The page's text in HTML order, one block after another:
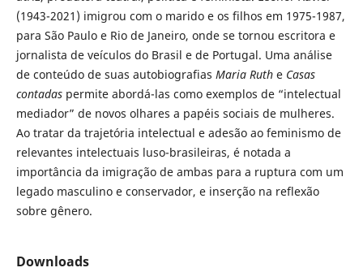
(1943-2021) imigrou com o marido e os filhos em 1975-1987,
para São Paulo e Rio de Janeiro, onde se tornou escritora e
jornalista de veículos do Brasil e de Portugal. Uma análise
de conteúdo de suas autobiografias Maria Ruthe Casas
contadaspermite abordá-las como exemplos de “intelectual
mediador” de novos olhares a papéis sociais de mulheres.
Ao tratar da trajetória intelectual e adesão ao feminismo de
relevantes intelectuais luso-brasileiras, é notada a
importância da imigração de ambas para a ruptura com um
legado masculino e conservador, e inserção na reflexão
sobre gênero.
Downloads